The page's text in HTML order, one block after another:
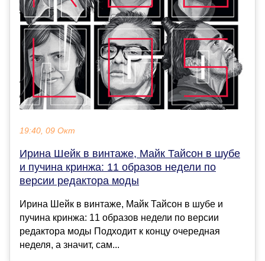
19:40, 09 Окт
Ирина Шейк в винтаже, Майк Тайсон в шубе
и пучина кринжа: 11 образов недели по
версии редактора моды
Ирина Шейк в винтаже, Майк Тайсон в шубе и
пучина кринжа: 11 образов недели по версии
редактора моды Подходит к концу очередная
неделя, а значит, сам...